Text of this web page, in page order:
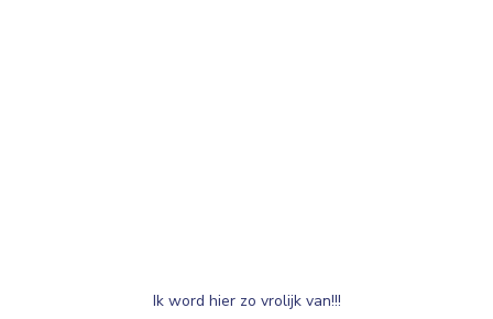
Ik word hier zo vrolijk van!!!